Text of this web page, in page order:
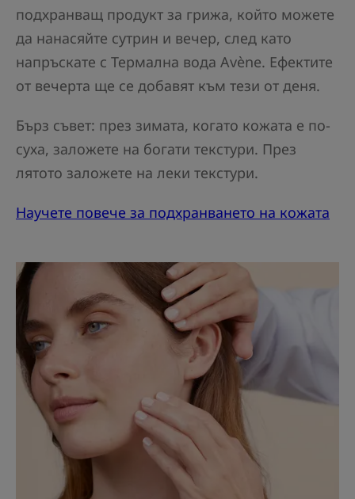
подхранващ продукт за грижа, който можете
да нанасяйте сутрин и вечер, след като
напръскате с Термална вода Avène. Ефектите
от вечерта ще се добавят към тези от деня.
Бърз съвет: през зимата, когато кожата е по-
суха, заложете на богати текстури. През
лятото заложете на леки текстури.
Научете повече за подхранването на кожата